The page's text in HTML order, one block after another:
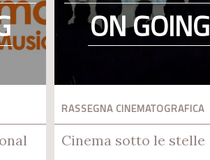
ON GOING
RASSEGNA CINEMATOGRAFICA
Cinema sotto le stelle